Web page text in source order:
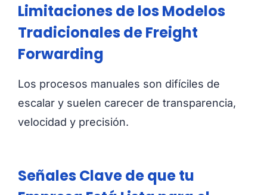
Limitaciones de los Modelos
Tradicionales de Freight
Forwarding
Los procesos manuales son difíciles de
escalar y suelen carecer de transparencia,
velocidad y precisión.
Señales Clave de que tu